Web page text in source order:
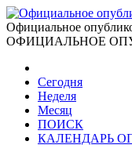
Официальное
ОФИЦИАЛЬНОЕ
Сегодня
Неделя
Месяц
ПОИСК
КАЛЕНДАРЬ